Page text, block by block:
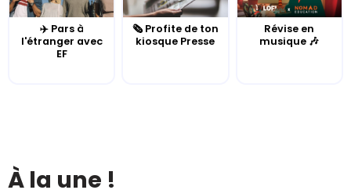
✈️ Pars à
l'étranger avec
EF
🗞️ Profite de ton
kiosque Presse
Révise en
musique 🎶
À la une !